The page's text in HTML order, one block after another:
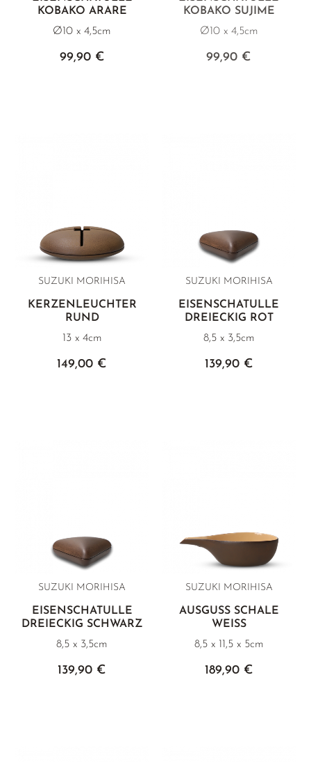
KOBAKO ARARE
Ø10 x 4,5cm
99,90 €
KOBAKO SUJIME
Ø10 x 4,5cm
99,90 €
SUZUKI MORIHISA
KERZENLEUCHTER
RUND
13 x 4cm
149,00 €
SUZUKI MORIHISA
EISENSCHATULLE
DREIECKIG ROT
8,5 x 3,5cm
139,90 €
SUZUKI MORIHISA
EISENSCHATULLE
DREIECKIG SCHWARZ
8,5 x 3,5cm
139,90 €
SUZUKI MORIHISA
AUSGUSS SCHALE
WEISS
8,5 x 11,5 x 5cm
189,90 €